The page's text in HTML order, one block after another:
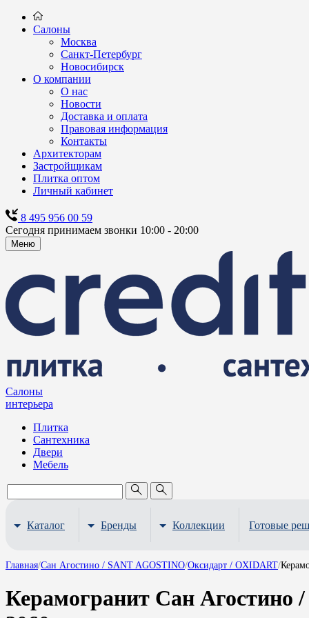
Салоны
Москва
Санкт-Петербург
Новосибирск
О компании
О нас
Новости
Доставка и оплата
Правовая информация
Контакты
Архитекторам
Застройщикам
Плитка оптом
Личный кабинет
8 495 956 00 59
Сегодня принимаем звонки 10:00 - 20:00
Меню
Салоны
интерьера
Плитка
Сантехника
Двери
Мебель
Каталог Бренды Коллекции Готовые
Главная/Сан Агостино / SANT AGOSTINO/Оксидарт / OXIDART/
Керамогранит Сан Агостино